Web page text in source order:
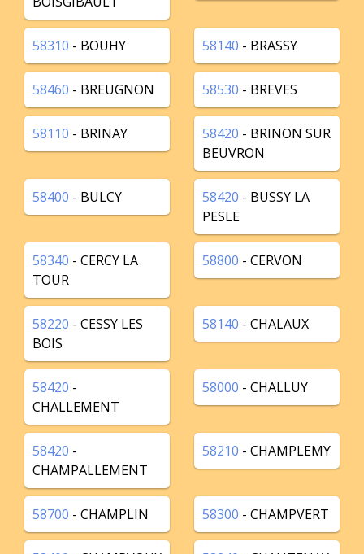
58310 - BOUHY 58140 - BRASSY
58460 - BREUGNON 58530 - BREVES
58110 - BRINAY 58420 - BRINON SUR
BEUVRON
58400 - BULCY 58420 - BUSSY LA
PESLE
58340 - CERCY LA
TOUR
58800 - CERVON
58220 - CESSY LES
BOIS
58140 - CHALAUX
58420 -
CHALLEMENT
58000 - CHALLUY
58420 -
CHAMPALLEMENT
58210 - CHAMPLEMY
58700 - CHAMPLIN 58300 - CHAMPVERT